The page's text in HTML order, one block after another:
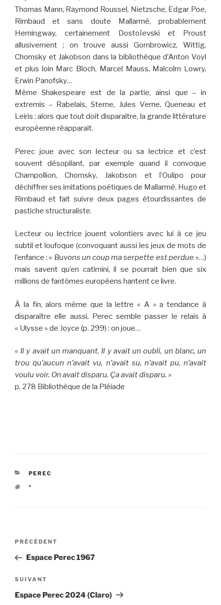
Thomas Mann, Raymond Roussel, Nietzsche, Edgar Poe,
Rimbaud et sans doute Mallarmé, probablement
Hemingway, certainement Dostoïevski et Proust
allusivement ; on trouve aussi Gombrowicz, Wittig,
Chomsky et Jakobson dans la bibliothèque d’Anton Voyl
et plus loin Marc Bloch, Marcel Mauss, Malcolm Lowry,
Erwin Panofsky…
Même Shakespeare est de la partie, ainsi que – in
extremis – Rabelais, Sterne, Jules Verne, Queneau et
Leiris : alors que tout doit disparaître, la grande littérature
européenne réapparaît.
Perec joue avec son lecteur ou sa lectrice et c’est
souvent désopilant, par exemple quand il convoque
Champollion, Chomsky, Jakobson et l’Oulipo pour
déchiffrer ses imitations poétiques de Mallarmé, Hugo et
Rimbaud et fait suivre deux pages étourdissantes de
pastiche structuraliste.
Lecteur ou lectrice jouent volontiers avec lui à ce jeu
subtil et loufoque (convoquant aussi les jeux de mots de
l’enfance : « Buvons un coup ma serpette est perdue »…)
mais savent qu’en catimini, il se pourrait bien que six
millions de fantômes européens hantent ce livre.
À la fin, alors même que la lettre « A » a tendance à
disparaître elle aussi, Perec semble passer le relais à
« Ulysse » de Joyce (p. 299) : on joue…
« Il y avait un manquant. Il y avait un oubli, un blanc, un
trou qu’aucun n’avait vu, n’avait su, n’avait pu, n’avait
voulu voir. On avait disparu. Ça avait disparu. »
p. 278 Bibliothèque de la Pléiade
CATÉGORIES
PEREC
ÉTIQUETTES
°
Navigation
l’article
Article
précédent
PRÉCÉDENT
Espace Perec 1967
Article
suivant
SUIVANT
Espace Perec 2024 (Claro)